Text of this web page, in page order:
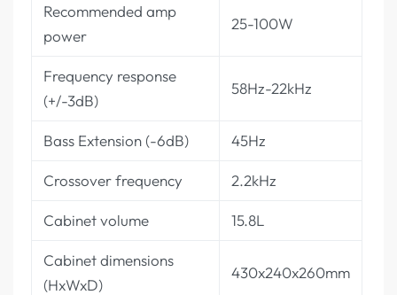
Recommended amp
power
25-100W
Frequency response
(+/-3dB)
58Hz-22kHz
Bass Extension (-6dB) 45Hz
Crossover frequency 2.2kHz
Cabinet volume 15.8L
Cabinet dimensions
(HxWxD)
430x240x260mm